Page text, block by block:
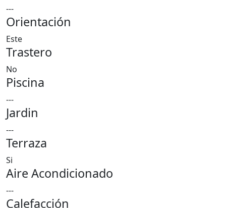
---
Orientación
Este
Trastero
No
Piscina
---
Jardin
---
Terraza
Si
Aire Acondicionado
---
Calefacción